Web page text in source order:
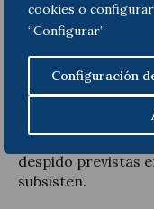
cookies o
“Configurar”
Configuración
De este modo, la
naturaleza
son idóneos para
en la que
definitivas”. Por
Covid” refuerzan
despido previstas
subsisten.